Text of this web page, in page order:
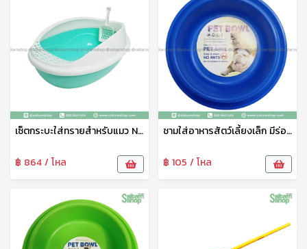
เซ็ตกระบะใส่ทรายสำหรับแมว No.1802 SRT
฿ 864 / โหล
ชามใส่อาหารสัตว์เลี้ยงเล็ก มีร่องใส่น้ำกันมด No.1815 SRT
฿ 105 / โหล